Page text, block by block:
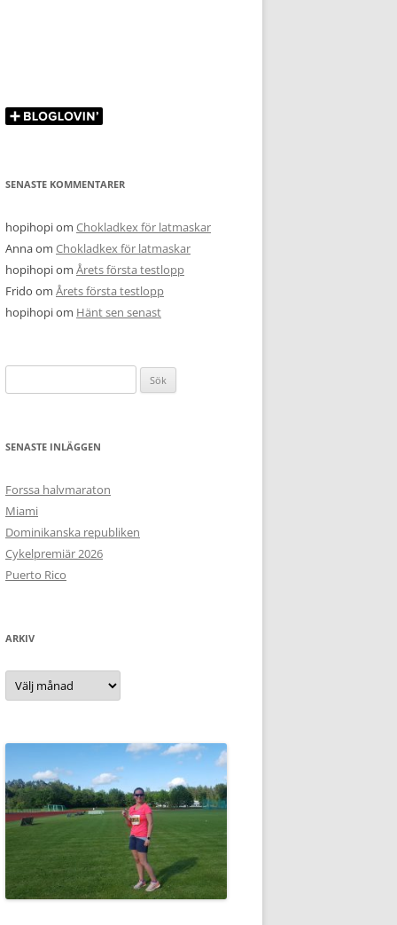
SENASTE KOMMENTARER
hopihopiom Chokladkex för latmaskar
Annaom Chokladkex för latmaskar
hopihopiom Årets första testlopp
Frido om Årets första testlopp
hopihopiom Hänt sen senast
efter:
SENASTE INLÄGGEN
Forssa halvmaraton
Miami
Dominikanska republiken
Cykelpremiär 2026
Puerto Rico
ARKIV
Arkiv